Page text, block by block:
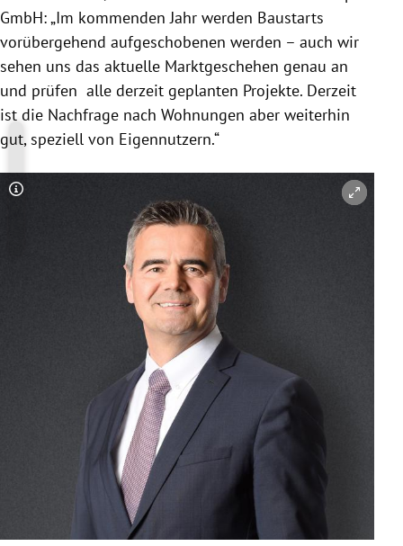
GmbH: „Im kommenden Jahr werden Baustarts
vorübergehend aufgeschobenen werden – auch wir
sehen uns das aktuelle Marktgeschehen genau an
und prüfen alle derzeit geplanten Projekte. Derzeit
ist die Nachfrage nach Wohnungen aber weiterhin
gut, speziell von Eigennutzern.“
Copyright-Hinweis öffnen/schließen